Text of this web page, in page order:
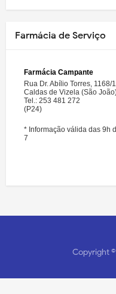
Farmácia de Serviço
Copyright ©